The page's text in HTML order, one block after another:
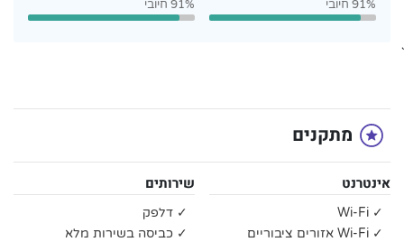
91% חיובי 91% חיובי
`
מתקנים
אינטרנט
✓ Wi-Fi
✓ Wi-Fi אזורים ציבוריים
שירותים
✓ דלפק
✓ כביסה בשירות מלא